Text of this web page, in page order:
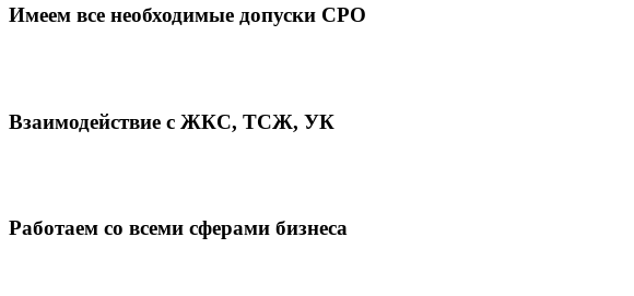
Имеем все необходимые допуски СРО
Взаимодействие с ЖКС, ТСЖ, УК
Работаем со всеми сферами бизнеса